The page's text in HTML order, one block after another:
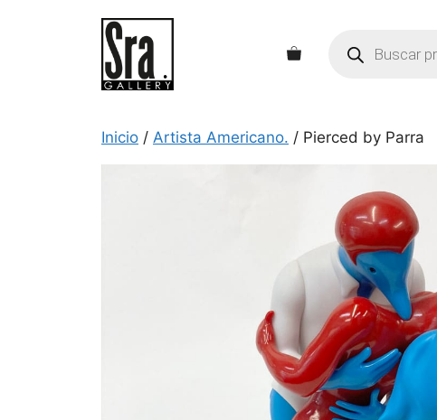
productos
Inicio / Artista Americano. / Pierced by Parra